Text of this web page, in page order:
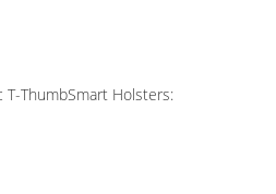
T-ThumbSmart Holsters: